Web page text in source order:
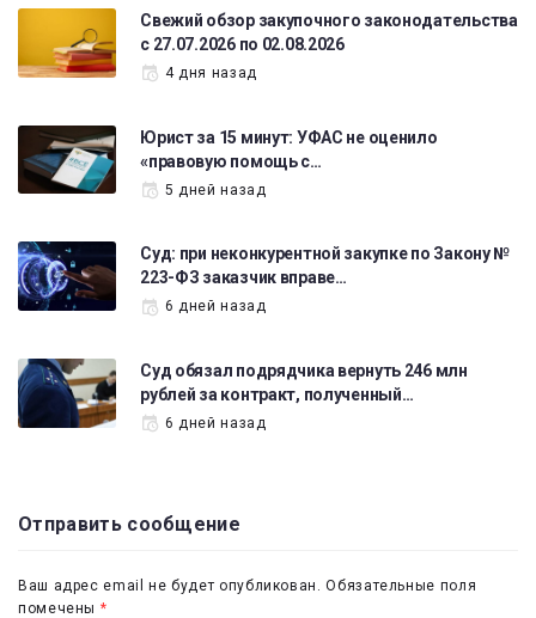
Свежий обзор закупочного законодательства
с 27.07.2026 по 02.08.2026
4 дня назад
Юрист за 15 минут: УФАС не оценило
«правовую помощь с…
5 дней назад
Суд: при неконкурентной закупке по Закону №
223-ФЗ заказчик вправе…
6 дней назад
Суд обязал подрядчика вернуть 246 млн
рублей за контракт, полученный…
6 дней назад
Отправить сообщение
Ваш адрес email не будет опубликован.
Обязательные поля
помечены *